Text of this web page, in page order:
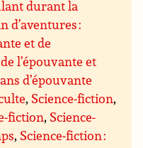
durant la
d’aventures :
et de
l’épouvante et
d’épouvante
, Science-fiction,
fiction, Science-
, Science-fiction :